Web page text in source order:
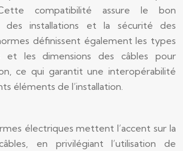
Cette compatibilité assure le bon
des installations et la sécurité des
définissent également les types
et les dimensions des câbles pour
ce qui garantit une interopérabilité
éléments de l’installation.
électriques mettent l’accent sur la
en privilégiant l’utilisation de